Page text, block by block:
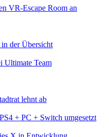
VR-Escape Room an
der Übersicht
Ultimate Team
lehnt ab
+ PC + Switch umgesetzt